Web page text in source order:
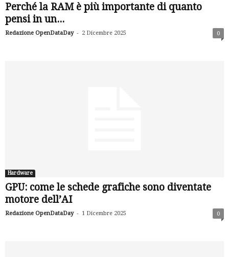
Perché la RAM è più importante di quanto
pensi in un...
Redazione OpenDataDay - 2 Dicembre 2025 0
Hardware
GPU: come le schede grafiche sono diventate
motore dell’AI
Redazione OpenDataDay - 1 Dicembre 2025 0